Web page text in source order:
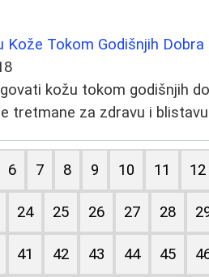
Kože Tokom Godišnjih Dobra
kožu tokom godišnjih
tretmane za zdravu i
6 7 8 9 10 11 12
24 25 26 27 28
41 42 43 44 45